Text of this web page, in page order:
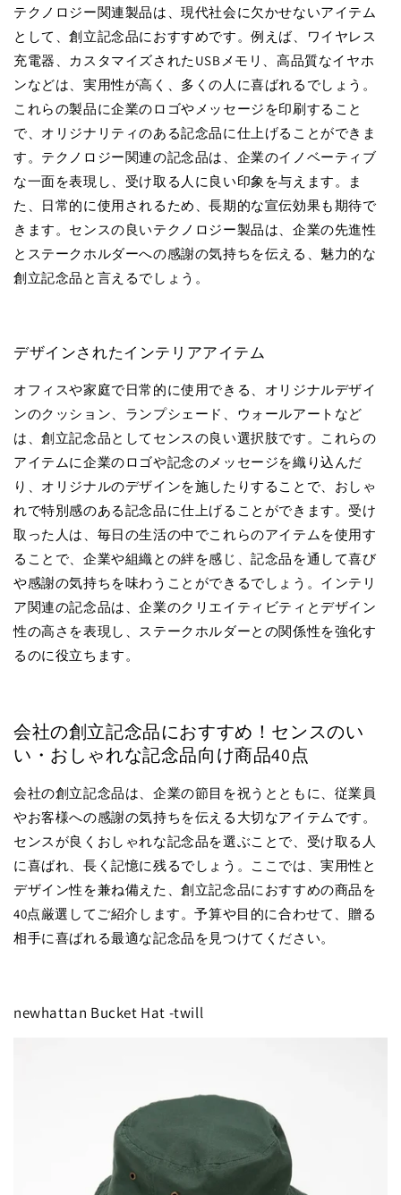
テクノロジー関連製品は、現代社会に欠かせないアイテム
として、創立記念品におすすめです。例えば、ワイヤレス
充電器、カスタマイズされたUSBメモリ、高品質なイヤホ
ンなどは、実用性が高く、多くの人に喜ばれるでしょう。
これらの製品に企業のロゴやメッセージを印刷すること
で、オリジナリティのある記念品に仕上げることができま
す。テクノロジー関連の記念品は、企業のイノベーティブ
な一面を表現し、受け取る人に良い印象を与えます。ま
た、日常的に使用されるため、長期的な宣伝効果も期待で
きます。センスの良いテクノロジー製品は、企業の先進性
とステークホルダーへの感謝の気持ちを伝える、魅力的な
創立記念品と言えるでしょう。
デザインされたインテリアアイテム
オフィスや家庭で日常的に使用できる、オリジナルデザイ
ンのクッション、ランプシェード、ウォールアートなど
は、創立記念品としてセンスの良い選択肢です。これらの
アイテムに企業のロゴや記念のメッセージを織り込んだ
り、オリジナルのデザインを施したりすることで、おしゃ
れで特別感のある記念品に仕上げることができます。受け
取った人は、毎日の生活の中でこれらのアイテムを使用す
ることで、企業や組織との絆を感じ、記念品を通して喜び
や感謝の気持ちを味わうことができるでしょう。インテリ
ア関連の記念品は、企業のクリエイティビティとデザイン
性の高さを表現し、ステークホルダーとの関係性を強化す
るのに役立ちます。
会社の創立記念品におすすめ！センスのい
い・おしゃれな記念品向け商品40点
会社の創立記念品は、企業の節目を祝うとともに、従業員
やお客様への感謝の気持ちを伝える大切なアイテムです。
センスが良くおしゃれな記念品を選ぶことで、受け取る人
に喜ばれ、長く記憶に残るでしょう。ここでは、実用性と
デザイン性を兼ね備えた、創立記念品におすすめの商品を
40点厳選してご紹介します。予算や目的に合わせて、贈る
相手に喜ばれる最適な記念品を見つけてください。
newhattan Bucket Hat -twill